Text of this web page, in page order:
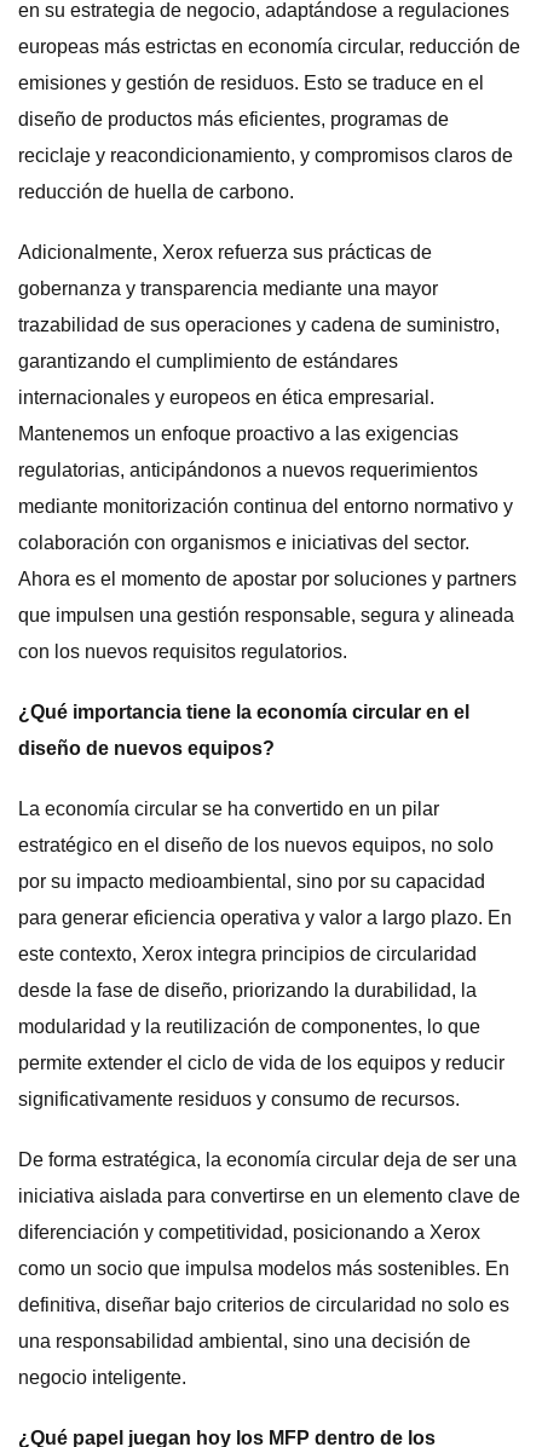
en su estrategia de negocio, adaptándose a regulaciones
europeas más estrictas en economía circular, reducción de
emisiones y gestión de residuos. Esto se traduce en el
diseño de productos más eficientes, programas de
reciclaje y reacondicionamiento, y compromisos claros de
reducción de huella de carbono.
Adicionalmente, Xerox refuerza sus prácticas de
gobernanza y transparencia mediante una mayor
trazabilidad de sus operaciones y cadena de suministro,
garantizando el cumplimiento de estándares
internacionales y europeos en ética empresarial.
Mantenemos un enfoque proactivo a las exigencias
regulatorias, anticipándonos a nuevos requerimientos
mediante monitorización continua del entorno normativo y
colaboración con organismos e iniciativas del sector.
Ahora es el momento de apostar por soluciones y partners
que impulsen una gestión responsable, segura y alineada
con los nuevos requisitos regulatorios.
¿Qué importancia tiene la economía circular en el
diseño de nuevos equipos?
La economía circular se ha convertido en un pilar
estratégico en el diseño de los nuevos equipos, no solo
por su impacto medioambiental, sino por su capacidad
para generar eficiencia operativa y valor a largo plazo. En
este contexto, Xerox integra principios de circularidad
desde la fase de diseño, priorizando la durabilidad, la
modularidad y la reutilización de componentes, lo que
permite extender el ciclo de vida de los equipos y reducir
significativamente residuos y consumo de recursos.
De forma estratégica, la economía circular deja de ser una
iniciativa aislada para convertirse en un elemento clave de
diferenciación y competitividad, posicionando a Xerox
como un socio que impulsa modelos más sostenibles. En
definitiva, diseñar bajo criterios de circularidad no solo es
una responsabilidad ambiental, sino una decisión de
negocio inteligente.
¿Qué papel juegan hoy los MFP dentro de los